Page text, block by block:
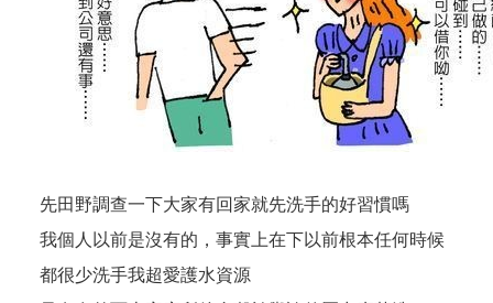
先田野調查一下大家有回家就先洗手的好習慣嗎
我個人以前是沒有的，事實上在下以前根本任何時候
都很少洗手我超愛護水資源